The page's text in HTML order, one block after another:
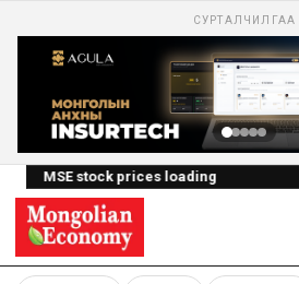
СУРТАЛЧИЛГАА
MSE stock prices loading